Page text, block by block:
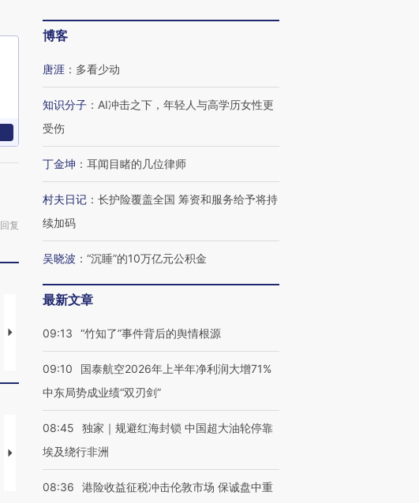
回复
马航飞行员跨国走私7万
要防空导弹“救急”
13人遇难
【推广】走进第四届链博
会，让数智科技“链”接产
【特别呈现】寻找100种
有意思的生活方式·第三对
CFO：不靠规模取胜，华
住三大增长引擎是什么？
博客
唐涯 ： 多看少动
知识分子 ： AI冲击之下，年轻人与高学历女性更
受伤
丁金坤 ： 耳闻目睹的几位律师
村夫日记 ： 长护险覆盖全国 筹资和服务给予将持
续加码
吴晓波 ： “沉睡”的10万亿元公积金
最新文章
09:13 “竹知了”事件背后的舆情根源
09:10
国泰航空2026年上半年净利润大增71%
中东局势成业绩“双刃剑”
08:45
独家｜规避红海封锁 中国超大油轮停靠
埃及绕行非洲
08:36
港险收益征税冲击伦敦市场 保诚盘中重